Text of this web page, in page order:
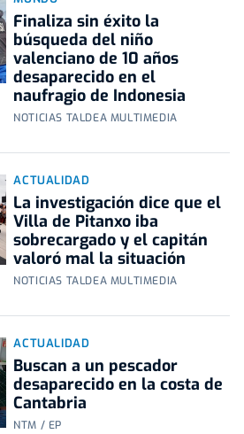
Finaliza sin éxito la
búsqueda del niño
valenciano de 10 años
desaparecido en el
naufragio de Indonesia
NOTICIAS TALDEA MULTIMEDIA
ACTUALIDAD
La investigación dice que el
Villa de Pitanxo iba
sobrecargado y el capitán
valoró mal la situación
NOTICIAS TALDEA MULTIMEDIA
ACTUALIDAD
Buscan a un pescador
desaparecido en la costa de
Cantabria
NTM / EP